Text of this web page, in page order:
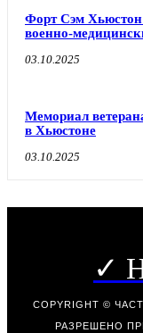
Форт Сэм
военно-
03.10.2025
Мемориал
в Хьюстоне
03.10.2025
✓
COPYRIGHT ©
РАЗРЕШЕНО